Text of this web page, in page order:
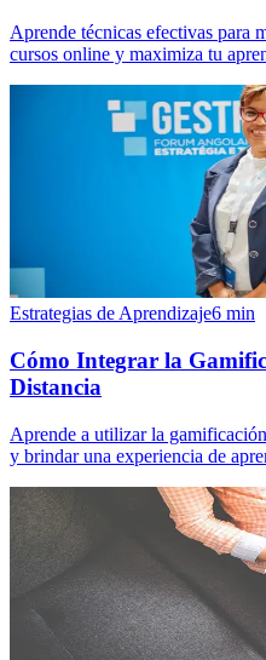
Aprende técnicas efectivas para
cursos online y maximiza tu
Estrategias de Aprendizaje6 min
Cómo Integrar la
Distancia
Aprende a utilizar la
y brindar una experiencia de